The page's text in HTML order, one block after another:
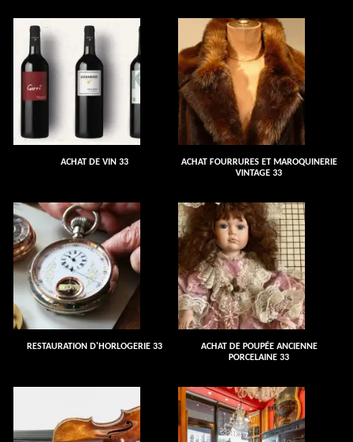
ACHAT DE VIN 33
ACHAT FOURRURES ET MAROQUINERIE
VINTAGE 33
RESTAURATION D'HORLOGERIE 33
ACHAT DE POUPÉE ANCIENNE
PORCELAINE 33